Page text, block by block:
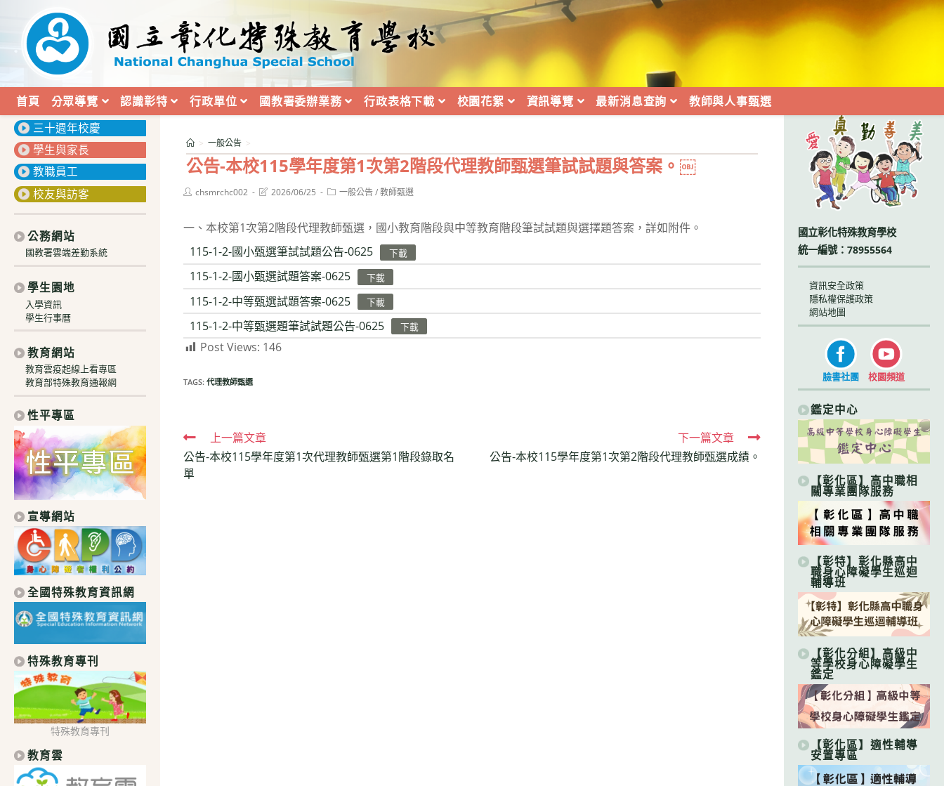
內
首頁 分眾導覽 認識彰特 行政單位 國教署委辦業務 行政表格下載 校園花絮 資訊導覽 最新消息查詢 教師與人事甄選
公告-本校115學年度第1次第2階段代理教師甄選筆試試題與答案。￼
> 一般公告 >
Postchsmrchc002
Post2026/06/25
Post一般公告 / 教師甄選
一、本校第1次第2階段代理教師甄選，國小教育階段與中等教育階段筆試試題與選擇題答案，詳如附件。
115-1-2-國小甄選筆試試題公告-0625
下載
115-1-2-國小甄選試題答案-0625 下載
115-1-2-中等甄選試題答案-0625 下載
115-1-2-中等甄選題筆試試題公告-0625 下載
Post Views: 146
TAGS:代理教師甄選
Read
more
articles
上一篇文章
公告-本校115學年度第1次代理教師甄選第1階段錄取名
單
下一篇文章
公告-本校115學年度第1次第2階段代理教師甄選成績。
:::
三十週年校慶
學生與家長
教職員工
校友與訪客
公務網站
國教署雲端差勤系統
學生園地
入學資訊
學生行事曆
教育網站
教育雲疫起線上看專區
教育部特殊教育通報網
性平專區
宣導網站
全國特殊教育資訊網
特殊教育專刊
特殊教育專刊
教育雲
國立彰化特殊教育學校
統一編號：78955564
資訊安全政策
隱私權保護政策
網站地圖
臉書社團 校園頻道
鑑定中心
【彰化區】高中職相
關專業團隊服務
【彰特】彰化縣高中
職身心障礙學生巡迴
輔導班
【彰化分組】高級中
等學校身心障礙學生
鑑定
【彰化區】適性輔導
安置專區